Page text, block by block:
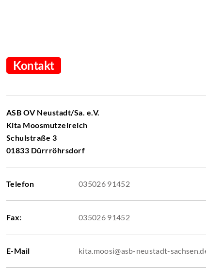
Kontakt
ASB OV Neustadt/Sa. e.V.
Kita Moosmutzelreich
Schulstraße 3
01833 Dürrröhrsdorf
Telefon 035026 91452
Fax: 035026 91452
E-Mail kita.moosi@asb-neustadt-